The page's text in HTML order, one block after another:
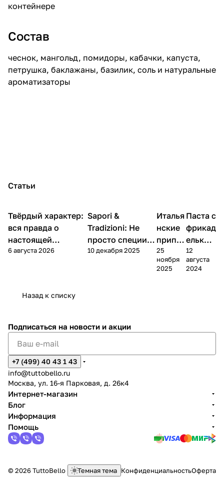
контейнере
Состав
чеснок, мангольд, помидоры, кабачки, капуста,
петрушка, баклажаны, базилик, соль и натуральные
ароматизаторы
Статьи
Кухня
Твёрдый характер:
вся правда о
настоящей
итальянской пасте
6 августа 2026
Кухня
Sapori &
Tradizioni: Не
просто специи, а
билет в Италию
10 декабря 2025
Кухня
Италья
нские
припр
авы
25
ноября
2025
Кухня
Паста с
фрикад
елькам
и
12
августа
2024
Назад к списку
Подписаться на новости и акции
+7 (499) 40 43 1 43
info@tuttobello.ru
Москва, ул. 16-я Парковая, д. 26к4
Интернет-магазин
Блог
Информация
Помощь
© 2026 TuttoBello Темная тема КонфиденциальностьОферта